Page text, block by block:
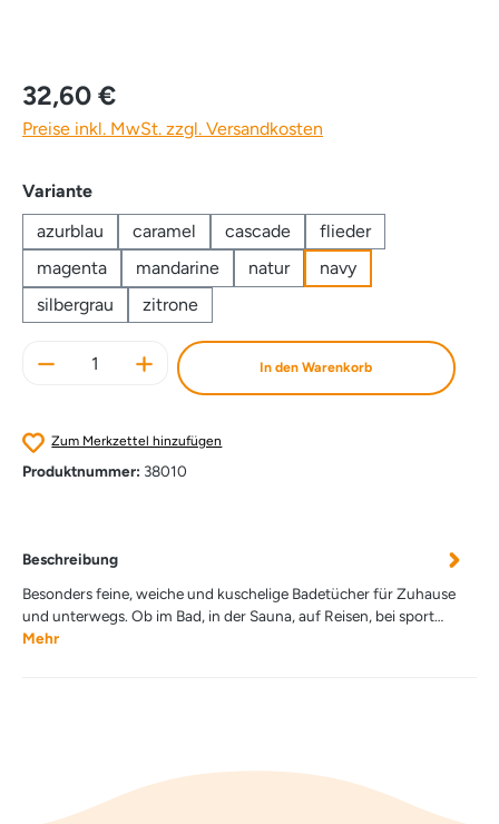
32,60 €
Preise inkl. MwSt. zzgl. Versandkosten
Varianteauswählen
azurblau
caramel cascade
flieder
magenta
mandarine natur
navy
silbergrau
zitrone
Produkt Anzahl: Gib den gewünschten
In den Warenkorb
Zum Merkzettel hinzufügen
Produktnummer: 38010
Beschreibung
Besonders feine, weiche und kuschelige Badetücher für Zuhause
und unterwegs. Ob im Bad, in der Sauna, auf Reisen, bei sport…
Mehr